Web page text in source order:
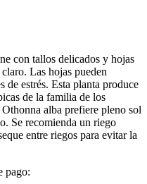
con tallos delicados y hojas
Las hojas pueden
estrés. Esta planta produce
de la familia de los
alba prefiere pleno sol
Se recomienda un riego
entre riegos para evitar la
pago: